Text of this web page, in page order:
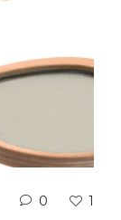
0 1